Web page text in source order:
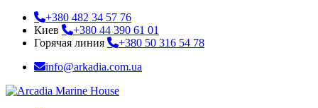
+380 482 34 57 76
Киев
+380 44 390 61 01
Горячая линия
+380 50 316 54 78
info@arkadia.com.ua